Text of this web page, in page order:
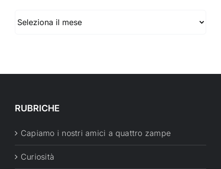
RUBRICHE
Capiamo i nostri amici a quattro zampe
Curiosità